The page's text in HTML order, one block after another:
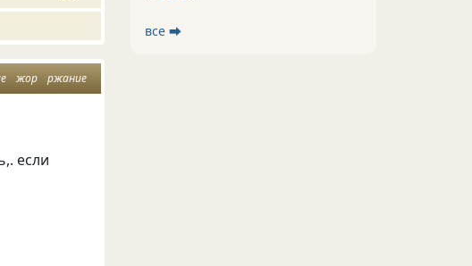
жор ржание
если
все ⮕